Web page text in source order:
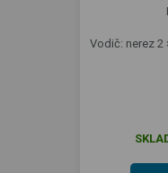
Vodič: nerez 2